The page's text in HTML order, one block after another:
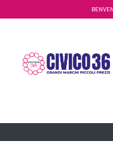
Salta al contenuto